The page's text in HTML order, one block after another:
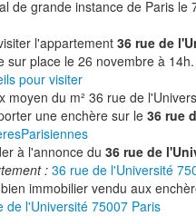
de grande instance de Paris le
l'appartement 36 rue de
sur place le 26 novembre à 14h.
pour visiter
moyen du m² 36 rue de
une enchère sur le 36 rue
à l'annonce du 36 rue de
: 36 rue de l'Université
immobilier vendu aux
de l'Université 75007 Paris